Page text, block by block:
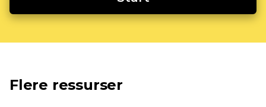
Flere ressurser